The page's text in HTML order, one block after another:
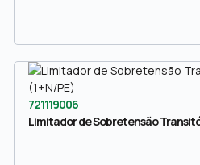
721119006
Limitador de Sobretensão